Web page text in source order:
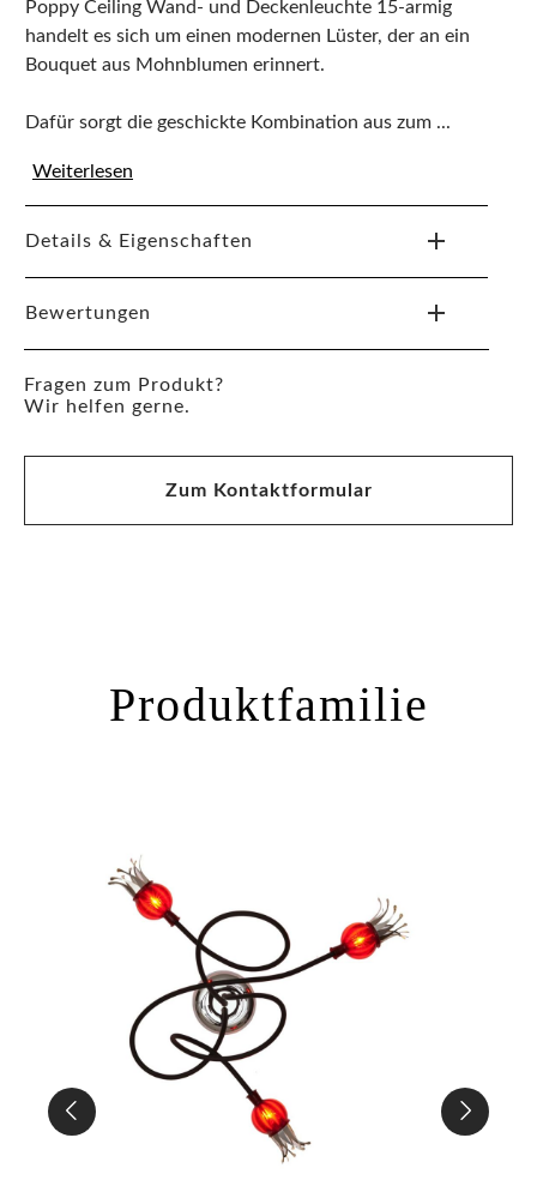
Poppy Ceiling Wand- und Deckenleuchte 15-armig
handelt es sich um einen modernen Lüster, der an ein
Bouquet aus Mohnblumen erinnert.
Dafür sorgt die geschickte Kombination aus zum ...
Weiterlesen
Details & Eigenschaften
Bewertungen
Fragen zum Produkt?
Wir helfen gerne.
Zum Kontaktformular
Produktfamilie